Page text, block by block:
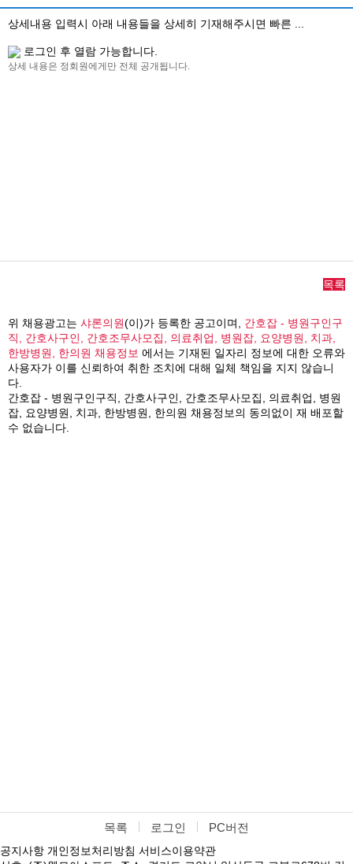
상세내용 입력시 아래 내용들을 상세히 기재해주시면 빠른 ...
로그인 후 열람 가능합니다.
상세 내용은 정회원에게만 전체 공개됩니다.
목록
위 채용광고는 샤론의원(이)가 등록한 공고이며, 간호잡 - 병원구인구
직, 간호사구인, 간호조무사모집, 의료취업, 병원잡, 요양병원, 치과,
한방병원, 한의원 채용정보 에서는 기재된 일자리 정보에 대한 오류와
사용자가 이를 신뢰하여 취한 조치에 대해 일체 책임을 지지 않습니
다.
간호잡 - 병원구인구직, 간호사구인, 간호조무사모집, 의료취업, 병원
잡, 요양병원, 치과, 한방병원, 한의원 채용정보의 동의없이 재 배포할
수 없습니다.
목록 로그인 PC버전
공지사항 개인정보처리방침 서비스이용약관